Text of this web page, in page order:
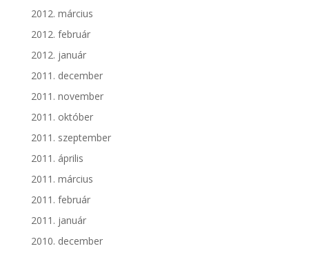
2012. március
2012. február
2012. január
2011. december
2011. november
2011. október
2011. szeptember
2011. április
2011. március
2011. február
2011. január
2010. december